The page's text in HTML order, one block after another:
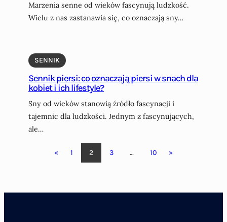
Marzenia senne od wieków fascynują ludzkość.
Wielu z nas zastanawia się, co oznaczają sny…
SENNIK
Sennik piersi: co oznaczają piersi w snach dla
kobiet i ich lifestyle?
Sny od wieków stanowią źródło fascynacji i
tajemnic dla ludzkości. Jednym z fascynujących,
ale…
« 1 2 3 … 10 »